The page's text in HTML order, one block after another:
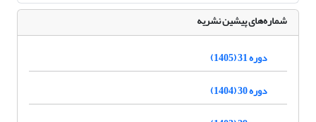
شماره‌های پیشین نشریه
دوره 31 (1405)
دوره 30 (1404)